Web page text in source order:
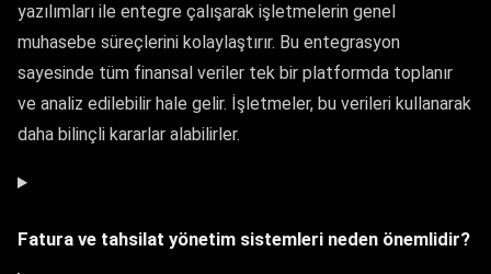
yazılımları ile entegre çalışarak işletmelerin genel
muhasebe süreçlerini kolaylaştırır. Bu entegrasyon
sayesinde tüm finansal veriler tek bir platformda toplanır
ve analiz edilebilir hale gelir. İşletmeler, bu verileri kullanarak
daha bilinçli kararlar alabilirler.
Fatura ve tahsilat yönetim sistemleri neden önemlidir?